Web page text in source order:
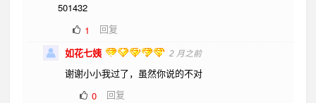
501432
1
回复
如花七姨 2 月之前
谢谢小小我过了，虽然你说的不对
0
回复